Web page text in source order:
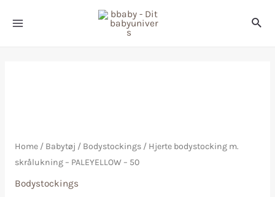
Home/ Babytøj / Bodystockings/ Hjerte bodystocking m.
skrålukning – PALEYELLOW – 50
Bodystockings